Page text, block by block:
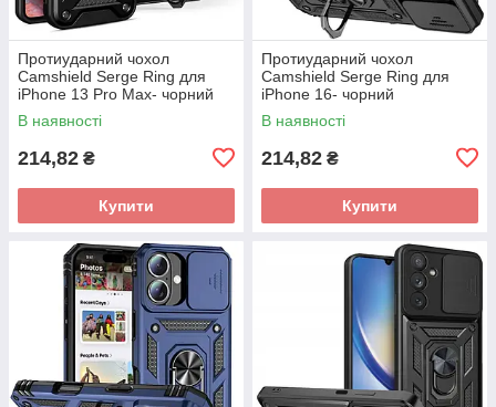
Протиударний чохол
Camshield Serge Ring для
iPhone 13 Pro Max- чорний
В наявності
214,82 ₴
Купити
Протиударний чохол
Camshield Serge Ring для
iPhone 16- чорний
В наявності
214,82 ₴
Купити